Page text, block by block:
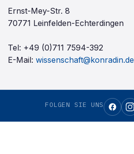
Ernst-Mey-Str. 8
70771 Leinfelden-Echterdingen
Tel: +49 (0)711 7594-392
E-Mail: wissenschaft@konradin.de
FOLGEN SIE UNS